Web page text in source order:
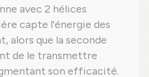
avec 2 hélices
capte l'énergie des
alors que la seconde
de le transmettre
son efficacité.